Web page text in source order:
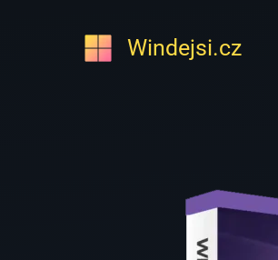
Windejsi.cz